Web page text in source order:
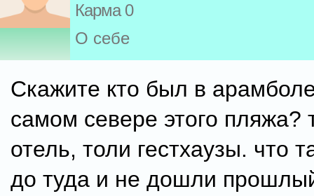
Карма 0
О себе
Скажите кто был в
самом севере этого пляжа?
отель, толи гестхаузы. что
до туда и не дошли